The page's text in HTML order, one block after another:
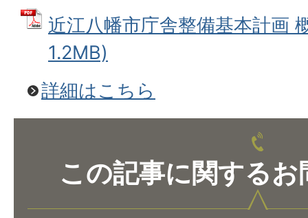
近江八幡市庁舎整備基本計画
1.2MB)
詳細はこちら
この記事に関するお